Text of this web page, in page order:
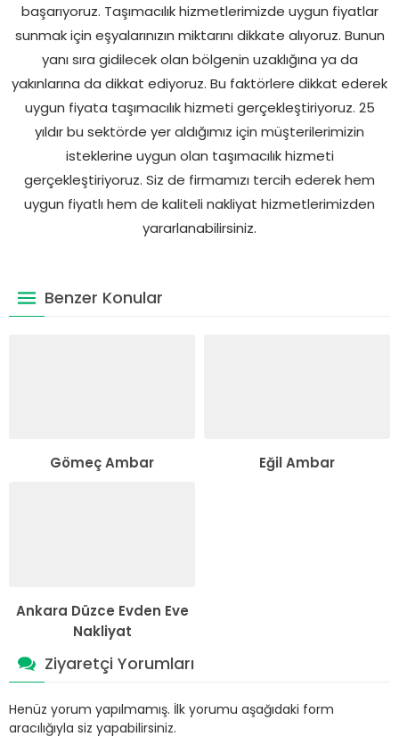
başarıyoruz. Taşımacılık hizmetlerimizde uygun fiyatlar
sunmak için eşyalarınızın miktarını dikkate alıyoruz. Bunun
yanı sıra gidilecek olan bölgenin uzaklığına ya da
yakınlarına da dikkat ediyoruz. Bu faktörlere dikkat ederek
uygun fiyata taşımacılık hizmeti gerçekleştiriyoruz. 25
yıldır bu sektörde yer aldığımız için müşterilerimizin
isteklerine uygun olan taşımacılık hizmeti
gerçekleştiriyoruz. Siz de firmamızı tercih ederek hem
uygun fiyatlı hem de kaliteli nakliyat hizmetlerimizden
yararlanabilirsiniz.
Benzer Konular
Gömeç Ambar Eğil Ambar
Ankara Düzce Evden Eve
Nakliyat
Ziyaretçi Yorumları
Henüz yorum yapılmamış. İlk yorumu aşağıdaki form
aracılığıyla siz yapabilirsiniz.